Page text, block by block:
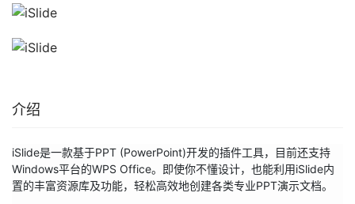
介绍
iSlide是一款基于PPT (PowerPoint)开发的插件工具，目前还支持
Windows平台的WPS Office。即使你不懂设计，也能利用iSlide内
置的丰富资源库及功能，轻松高效地创建各类专业PPT演示文档。